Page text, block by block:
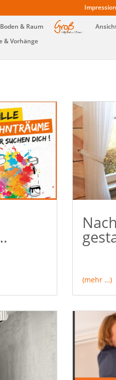
Boden & Raum
& Vorhänge
(mehr …)